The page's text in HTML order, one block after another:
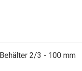
2/3 - 100 mm